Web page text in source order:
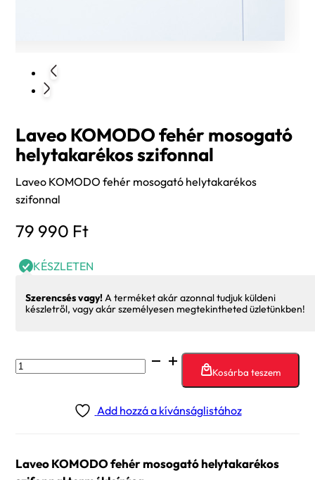
Laveo KOMODO fehér mosogató
helytakarékos szifonnal
Laveo KOMODO fehér mosogató helytakarékos
szifonnal
79 990 Ft
KÉSZLETEN
Szerencsés vagy!A terméket akár azonnal tudjuk küldeni
készletről, vagy akár személyesen megtekintheted üzletünkben!
Laveo
KOMODO
mennyiség
Kosárba teszem
Add hozzá a kívánságlistához
Laveo KOMODO fehér mosogató helytakarékos